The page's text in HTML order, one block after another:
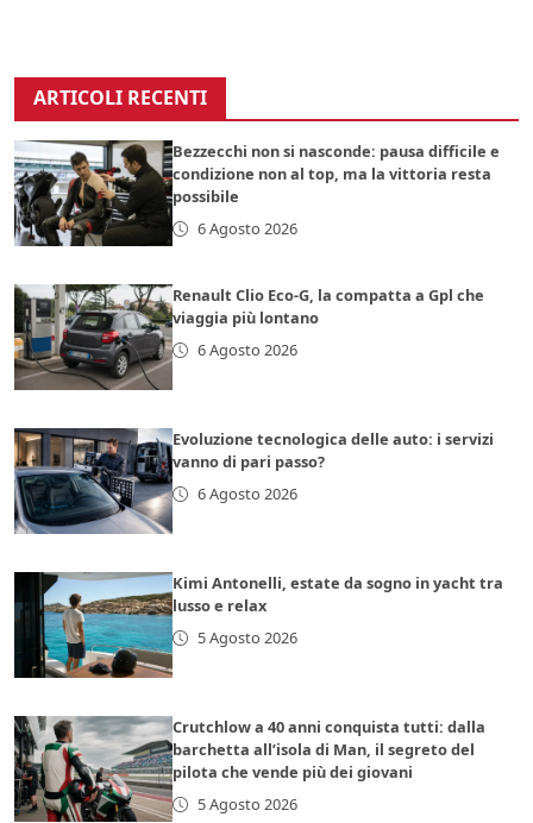
ARTICOLI RECENTI
Bezzecchi non si nasconde: pausa difficile e
condizione non al top, ma la vittoria resta
possibile
6 Agosto 2026
Renault Clio Eco-G, la compatta a Gpl che
viaggia più lontano
6 Agosto 2026
Evoluzione tecnologica delle auto: i servizi
vanno di pari passo?
6 Agosto 2026
Kimi Antonelli, estate da sogno in yacht tra
lusso e relax
5 Agosto 2026
Crutchlow a 40 anni conquista tutti: dalla
barchetta all’isola di Man, il segreto del
pilota che vende più dei giovani
5 Agosto 2026